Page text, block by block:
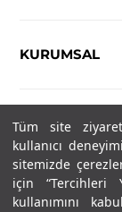
Tüm site
kullanıcı
sitemizde
için “Tercihleri
kullanımını
KURUMSAL
YASAL